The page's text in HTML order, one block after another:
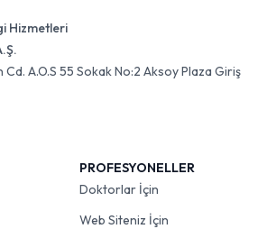
Hizmetleri
A.O.S 55 Sokak No:2 Aksoy Plaza Giriş
PROFESYONELLER
Doktorlar İçin
Web Siteniz İçin